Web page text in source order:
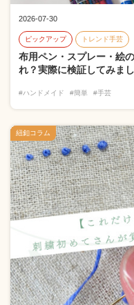
2026-07-30
ピックアップ トレンド手芸
布用ペン・スプレー・絵
れ？実際に検証してみまし
#ハンドメイド #簡単 #手芸
紐釦コラム